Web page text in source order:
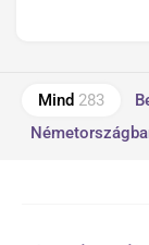
Mind 283